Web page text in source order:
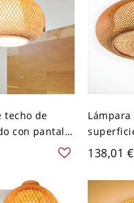
techo de
con pantalla
estilo
semi
madera, 1
de ancho
Lámpara
pantalla
120 V
138,01 €